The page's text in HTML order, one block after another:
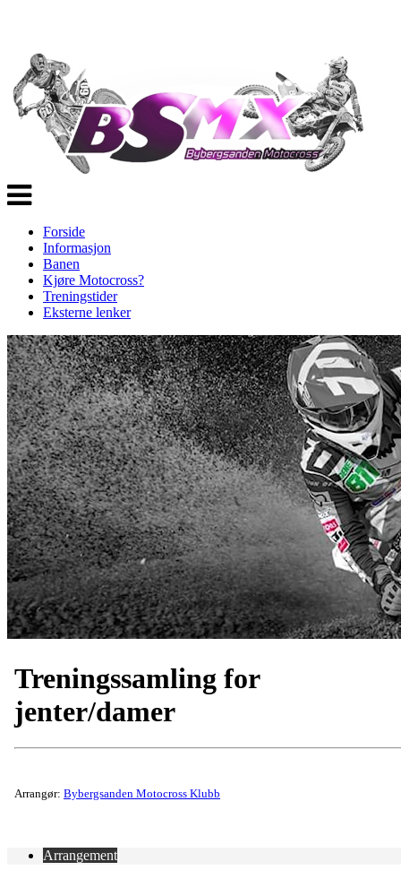
Veksle
navigasjon
Forside
Informasjon
Banen
Kjøre Motocross?
Treningstider
Eksterne lenker
Treningssamling for
jenter/damer
Arrangør: Bybergsanden Motocross Klubb
Arrangement